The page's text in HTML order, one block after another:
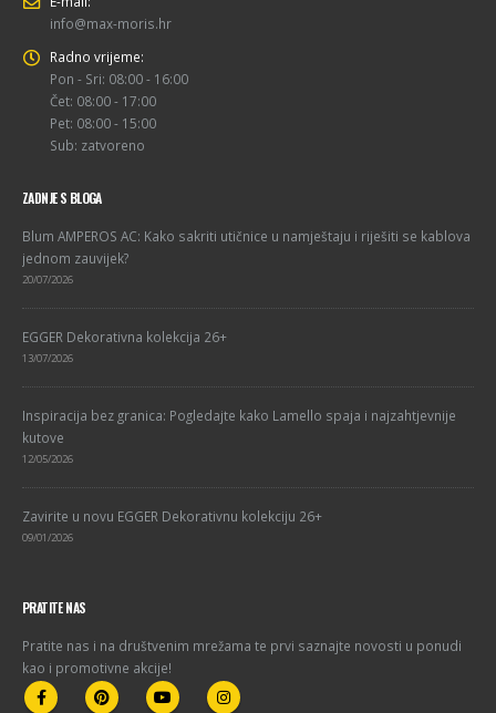
info@max-moris.hr
Radno vrijeme:
Pon - Sri: 08:00 - 16:00
Čet: 08:00 - 17:00
Pet: 08:00 - 15:00
Sub: zatvoreno
ZADNJE S BLOGA
Blum AMPEROS AC: Kako sakriti utičnice u namještaju i riješiti se kablova
jednom zauvijek?
20/07/2026
EGGER Dekorativna kolekcija 26+
13/07/2026
Inspiracija bez granica: Pogledajte kako Lamello spaja i najzahtjevnije
kutove
12/05/2026
Zavirite u novu EGGER Dekorativnu kolekciju 26+
09/01/2026
PRATITE NAS
Pratite nas i na društvenim mrežama te prvi saznajte novosti u ponudi
kao i promotivne akcije!